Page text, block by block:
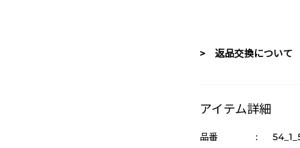
> 返品交換について
アイテム詳細
品番 :